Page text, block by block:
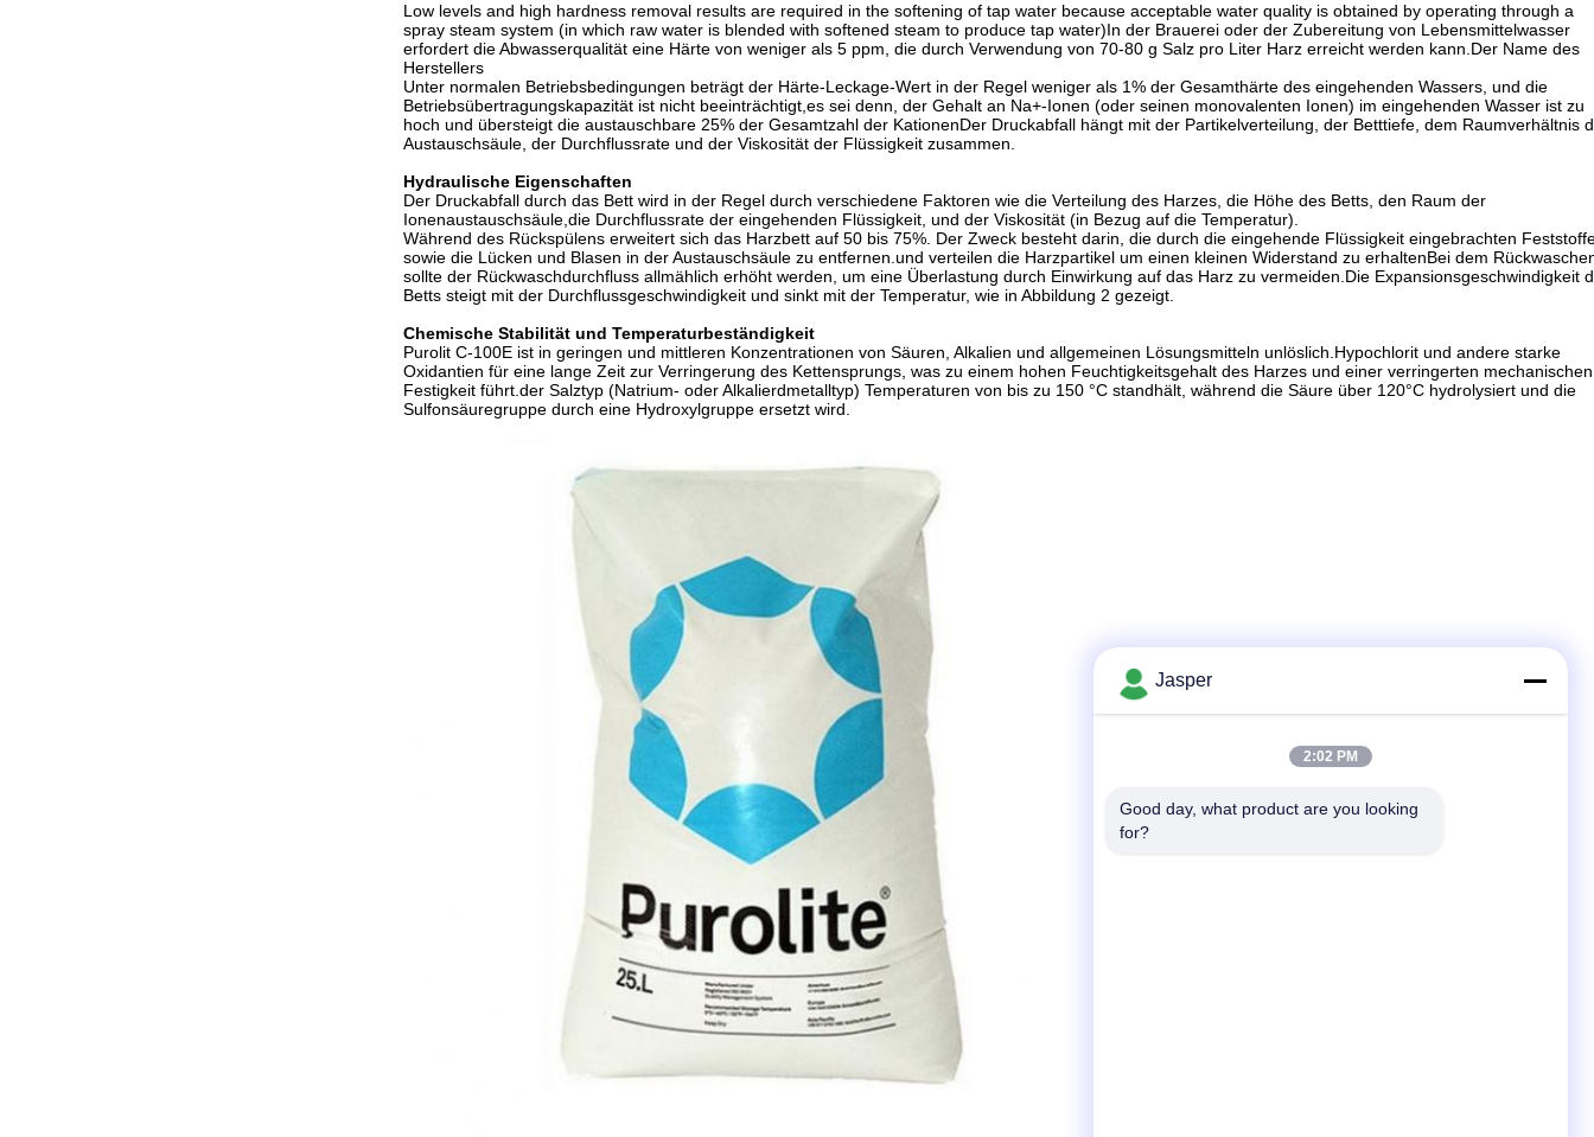
Low levels and high hardness removal results are required in the softening of tap water because acceptable water quality is obtained by operating through a
spray steam system (in which raw water is blended with softened steam to produce tap water)In der Brauerei oder der Zubereitung von Lebensmittelwasser
erfordert die Abwasserqualität eine Härte von weniger als 5 ppm, die durch Verwendung von 70-80 g Salz pro Liter Harz erreicht werden kann.Der Name des
Herstellers
Unter normalen Betriebsbedingungen beträgt der Härte-Leckage-Wert in der Regel weniger als 1% der Gesamthärte des eingehenden Wassers, und die
Betriebsübertragungskapazität ist nicht beeinträchtigt,es sei denn, der Gehalt an Na+-Ionen (oder seinen monovalenten Ionen) im eingehenden Wasser ist zu
hoch und übersteigt die austauschbare 25% der Gesamtzahl der KationenDer Druckabfall hängt mit der Partikelverteilung, der Betttiefe, dem Raumverhältnis
Austauschsäule, der Durchflussrate und der Viskosität der Flüssigkeit zusammen.
Hydraulische Eigenschaften
Der Druckabfall durch das Bett wird in der Regel durch verschiedene Faktoren wie die Verteilung des Harzes, die Höhe des Betts, den Raum der
Ionenaustauschsäule,die Durchflussrate der eingehenden Flüssigkeit, und der Viskosität (in Bezug auf die Temperatur).
Während des Rückspülens erweitert sich das Harzbett auf 50 bis 75%. Der Zweck besteht darin, die durch die eingehende Flüssigkeit eingebrachten
sowie die Lücken und Blasen in der Austauschsäule zu entfernen.und verteilen die Harzpartikel um einen kleinen Widerstand zu erhaltenBei dem
sollte der Rückwaschdurchfluss allmählich erhöht werden, um eine Überlastung durch Einwirkung auf das Harz zu vermeiden.Die Expansionsgeschwindigkeit
Betts steigt mit der Durchflussgeschwindigkeit und sinkt mit der Temperatur, wie in Abbildung 2 gezeigt.
Chemische Stabilität und Temperaturbeständigkeit
Purolit C-100E ist in geringen und mittleren Konzentrationen von Säuren, Alkalien und allgemeinen Lösungsmitteln unlöslich.Hypochlorit und andere starke
Oxidantien für eine lange Zeit zur Verringerung des Kettensprungs, was zu einem hohen Feuchtigkeitsgehalt des Harzes und einer verringerten mechanischen
Festigkeit führt.der Salztyp (Natrium- oder Alkalierdmetalltyp) Temperaturen von bis zu 150 °C standhält, während die Säure über 120°C hydrolysiert und die
Sulfonsäuregruppe durch eine Hydroxylgruppe ersetzt wird.
Jasper
2:02 PM
Good day, what product are you looking
for?